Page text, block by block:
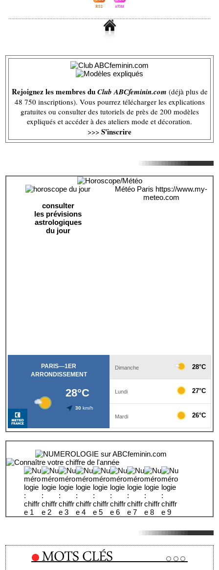
Rejoignez les membres duClub ABCfeminin.com (déjà plus de
48 750 inscriptions). Vous pourrez télécharger les explications
gratuites ou consulter des tutoriels de près de 200 modèles
expliqués et accéder à des ateliers mode et décoration.
>>> S'inscrire
consulter
les prévisions
astrologiques
du jour
Météo Paris https://www.my-
meteo.com